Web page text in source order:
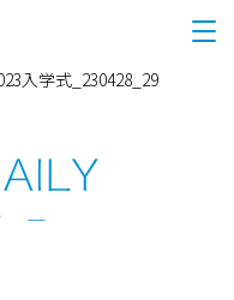
入学式_230428_29